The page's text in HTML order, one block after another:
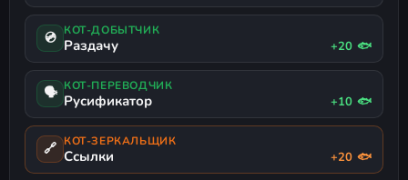
💿 КОТ-ДОБЫТЧИК
Раздачу +20 🐟
🗣 КОТ-ПЕРЕВОДЧИК
Русификатор +10 🐟
🔗 КОТ-ЗЕРКАЛЬЩИК
Ссылки +20 🐟